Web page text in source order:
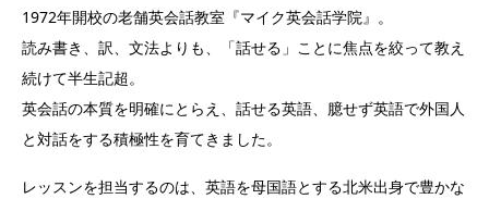
1972年開校の老舗英会話教室『マイク英会話学院』。
読み書き、訳、文法よりも、「話せる」ことに焦点を絞って教え
続けて半生記超。
英会話の本質を明確にとらえ、話せる英語、臆せず英語で外国人
と対話をする積極性を育てきました。
レッスンを担当するのは、英語を母国語とする北米出身で豊かな